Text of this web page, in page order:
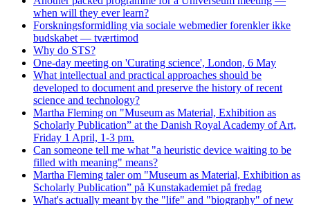
when will they ever learn?
Forskningsformidling via sociale webmedier forenkler ikke
budskabet — tværtimod
Why do STS?
One-day meeting on 'Curating science', London, 6 May
What intellectual and practical approaches should be
developed to document and preserve the history of recent
science and technology?
Martha Fleming on "Museum as Material, Exhibition as
Scholarly Publication” at the Danish Royal Academy of Art,
Friday 1 April, 1-3 pm.
Can someone tell me what "a heuristic device waiting to be
filled with meaning" means?
Martha Fleming taler om "Museum as Material, Exhibition as
Scholarly Publication” på Kunstakademiet på fredag
What's actually meant by the "life" and "biography" of new